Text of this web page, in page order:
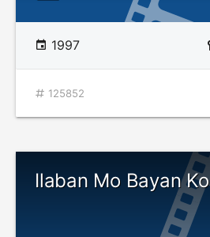
1997
125852
Ilaban Mo Bayan Ko